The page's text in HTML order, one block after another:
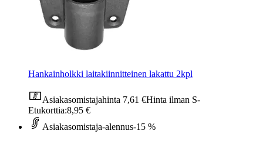
Hankainholkki laitakiinnitteinen lakattu 2kpl
Asiakasomistajahinta 7,61 €Hinta ilman S-
Etukorttia:8,95 €
Asiakasomistaja-alennus-15 %